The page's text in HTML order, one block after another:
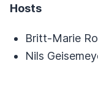
Hosts
Britt-Marie
Nils